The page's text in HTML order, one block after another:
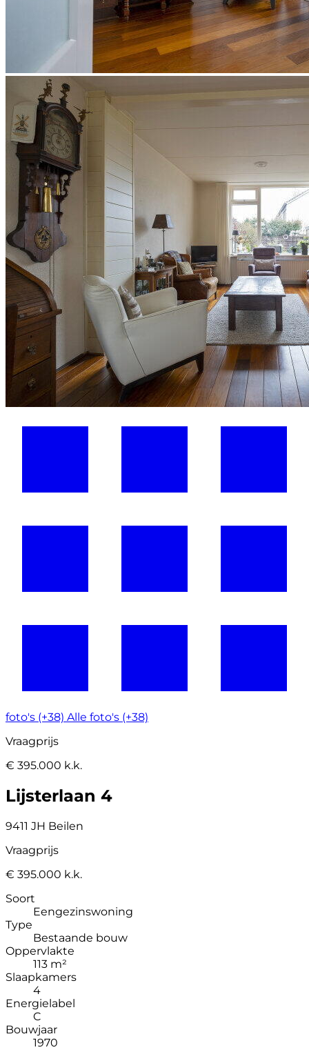
foto's (+38) Alle foto's (+38)
Vraagprijs
€ 395.000 k.k.
Lijsterlaan 4
9411 JH Beilen
Vraagprijs
€ 395.000 k.k.
Soort
Eengezinswoning
Type
Bestaande bouw
Oppervlakte
113 m²
Slaapkamers
4
Energielabel
C
Bouwjaar
1970